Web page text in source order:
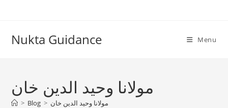
Nukta Guidance Menu
مولانا وحید الدین خان
> Blog > مولانا وحید الدین خان